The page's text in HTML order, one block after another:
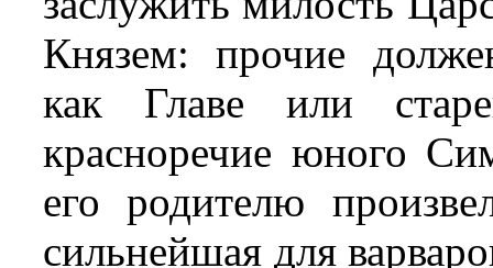
Князем: прочие
как Главе или
красноречие юного
его родителю
сильнейшая для